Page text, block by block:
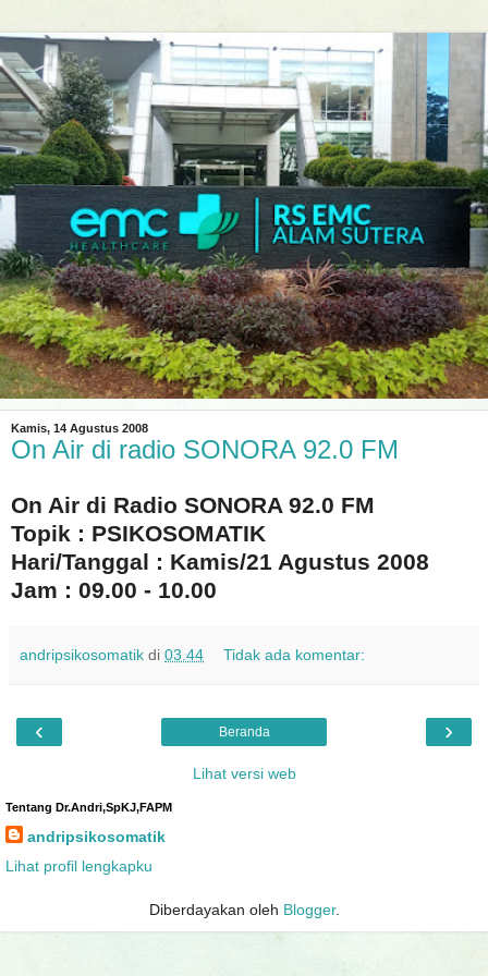
Kamis, 14 Agustus 2008
On Air di radio SONORA 92.0 FM
On Air di Radio SONORA 92.0 FM
Topik : PSIKOSOMATIK
Hari/Tanggal : Kamis/21 Agustus 2008
Jam : 09.00 - 10.00
andripsikosomatik di 03.44 Tidak ada komentar:
‹ ›
Beranda
Lihat versi web
Tentang Dr.Andri,SpKJ,FAPM
andripsikosomatik
Lihat profil lengkapku
Diberdayakan oleh Blogger.